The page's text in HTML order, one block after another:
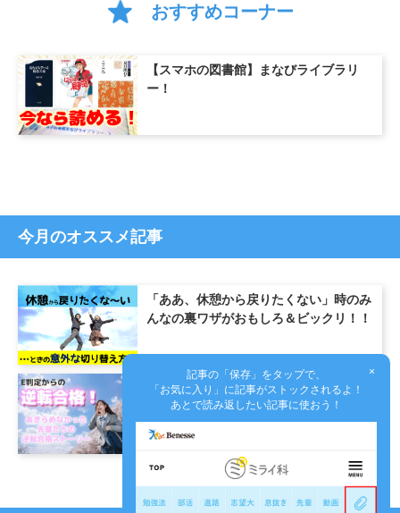
おすすめコーナー
【スマホの図書館】まなびライブラリ
ー！
今月のオススメ記事
「ああ、休憩から戻りたくない」時のみ
んなの裏ワザがおもしろ＆ビックリ！！
模試でE判定でも合格！大学受験の先輩
たちが語る、逆転合格の体験記
×
記事の「保存」をタップで、
「お気に入り」に記事がストックされるよ！
あとで読み返したい記事に使おう！